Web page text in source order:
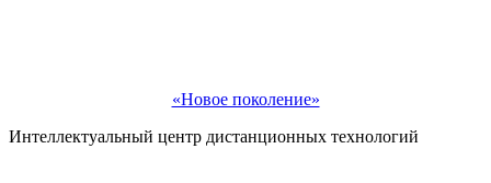
«Новое поколение»
Интеллектуальный центр дистанционных технологий